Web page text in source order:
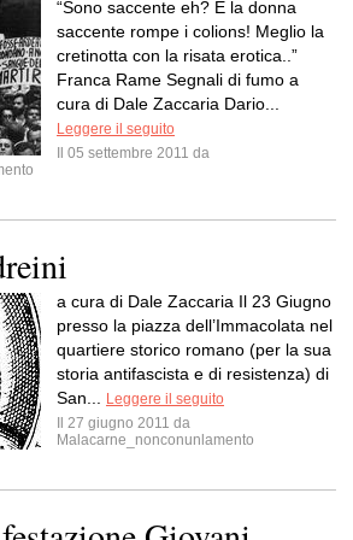
“Sono saccente eh? E la donna
saccente rompe i colions! Meglio la
cretinotta con la risata erotica..”
Franca Rame Segnali di fumo a
cura di Dale Zaccaria Dario...
Leggere il seguito
Il 05 settembre 2011 da
a cura di Dale Zaccaria Il 23 Giugno
presso la piazza dell’Immacolata nel
quartiere storico romano (per la sua
storia antifascista e di resistenza) di
San...
Leggere il seguito
Il 27 giugno 2011 da
Malacarne_nonconunlamento